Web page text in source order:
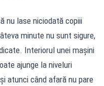
nu lase niciodată copiii
minute nu sunt sigure,
Interiorul unei mașini
ajunge la niveluri
atunci când afară nu pare